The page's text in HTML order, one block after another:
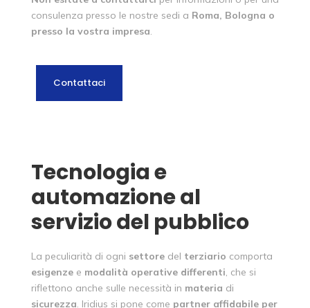
consulenza presso le nostre sedi a Roma, Bologna o
presso la vostra impresa.
Contattaci
Tecnologia e
automazione al
servizio del pubblico
La peculiarità di ogni settoredel terziario comporta
esigenzee modalità operative differenti, che si
riflettono anche sulle necessità in materia di
sicurezza. Iridius si pone come partner affidabile per